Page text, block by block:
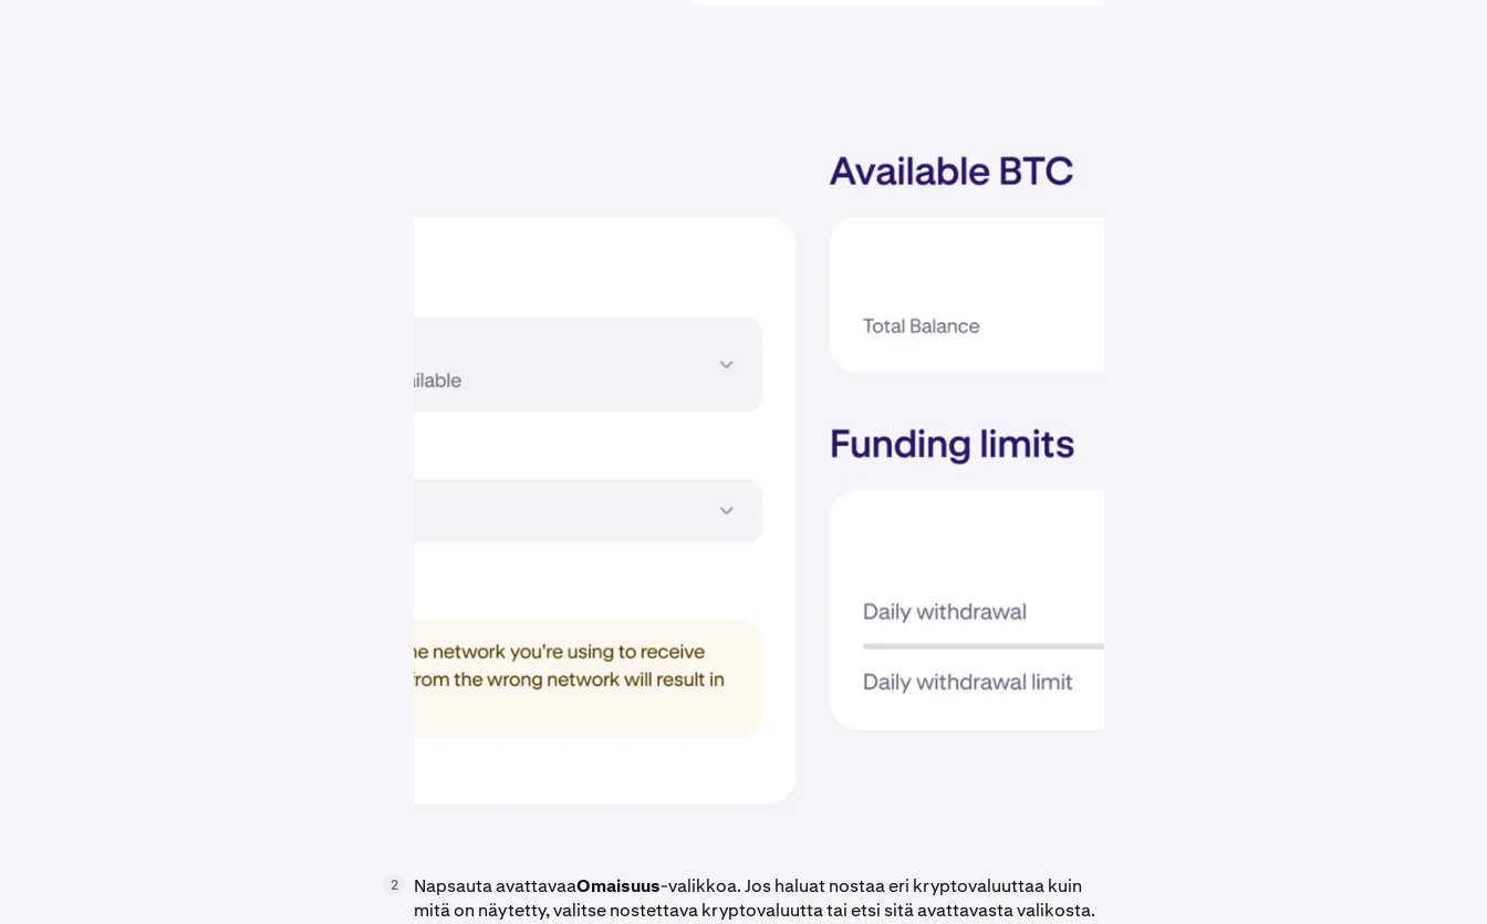
2 Napsauta avattavaaOmaisuus-valikkoa. Jos haluat nostaa eri kryptovaluuttaa kuin
mitä on näytetty, valitse nostettava kryptovaluutta tai etsi sitä avattavasta valikosta.